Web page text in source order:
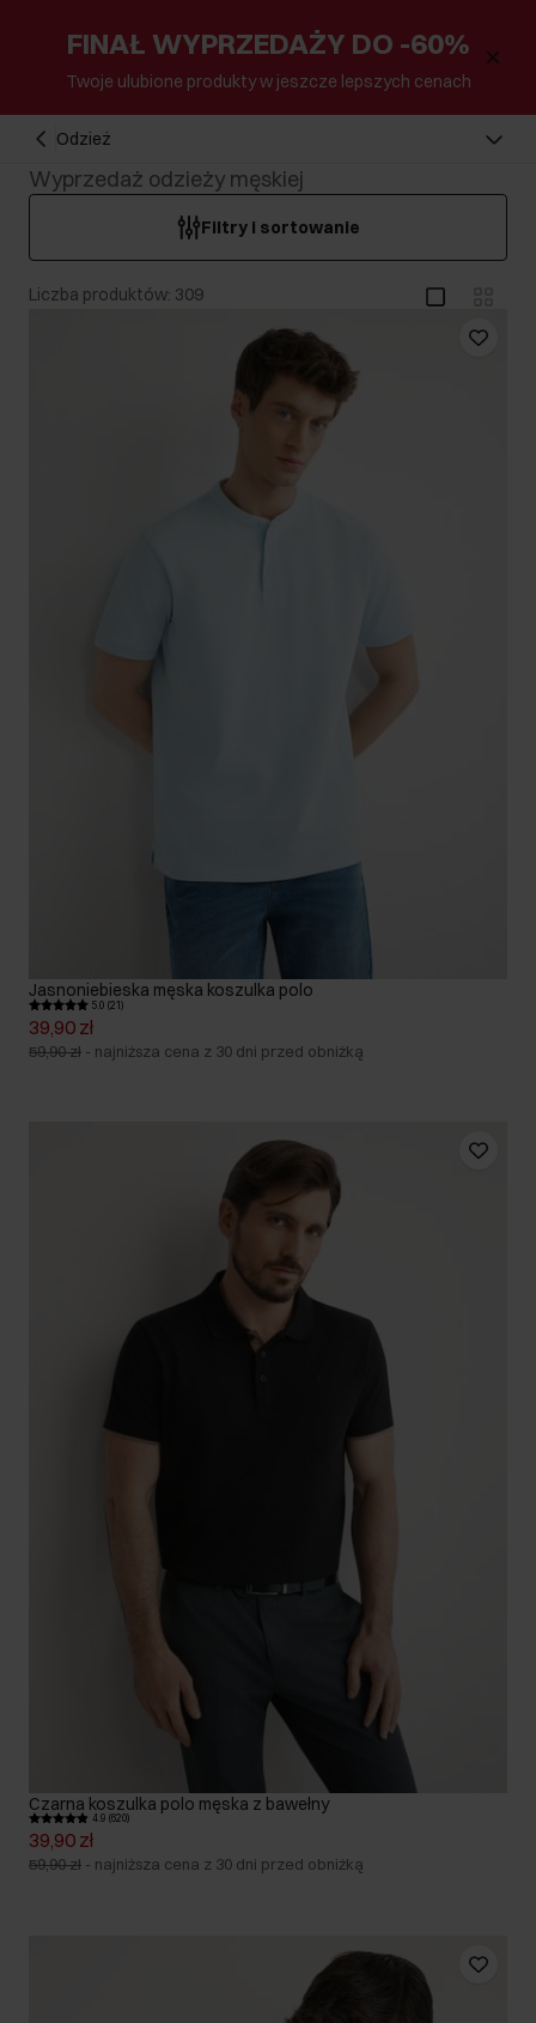
FINAŁ WYPRZEDAŻY DO -60%
Twoje ulubione produkty w jeszcze lepszych cenach
Odzież
Wyprzedaż odzieży męskiej
Filtry i sortowanie
Liczba produktów: 309
Jasnoniebieska męska koszulka polo
5.0 (21)
39,90 zł
59,90 zł - najniższa cena z 30 dni przed obniżką
Czarna koszulka polo męska z bawełny
4.9 (620)
39,90 zł
59,90 zł - najniższa cena z 30 dni przed obniżką